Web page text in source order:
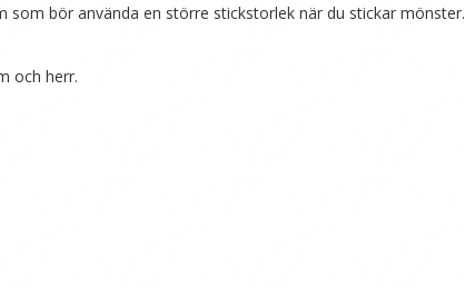
bör använda en större stickstorlek när du stickar mönster.
och herr.